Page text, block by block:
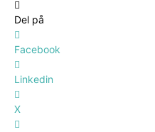
Del på
Facebook
Linkedin
X